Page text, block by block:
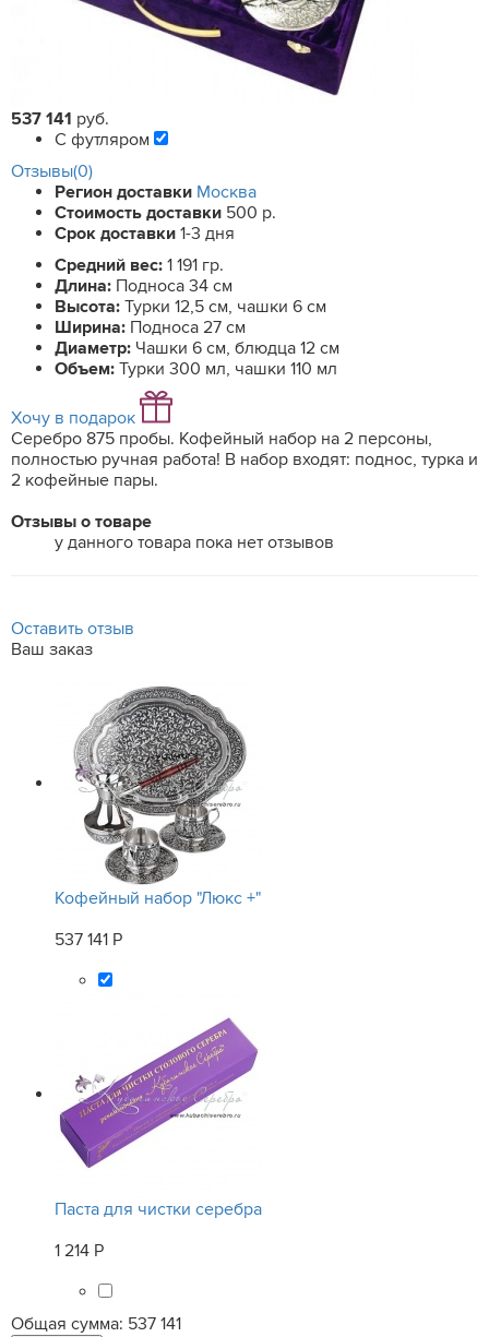
537 141 руб.
С футляром
Отзывы(0)
Регион доставки Москва
Стоимость доставки 500 р.
Срок доставки 1-3 дня
Средний вес: 1 191 гр.
Длина: Подноса 34 см
Высота: Турки 12,5 см, чашки 6 см
Ширина: Подноса 27 см
Диаметр: Чашки 6 см, блюдца 12 см
Объем: Турки 300 мл, чашки 110 мл
Хочу в подарок
Серебро 875 пробы. Кофейный набор на 2 персоны,
полностью ручная работа! В набор входят: поднос, турка и
2 кофейные пары.
Отзывы о товаре
у данного товара пока нет отзывов
Оставить отзыв
Ваш заказ
Кофейный набор "Люкс +"
537 141 Р
Паста для чистки серебра
1 214 Р
Общая сумма: 537 141